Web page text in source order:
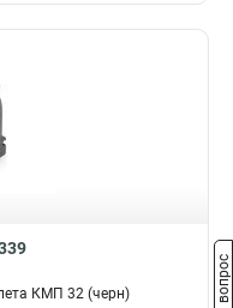
КМП 32 (черн)